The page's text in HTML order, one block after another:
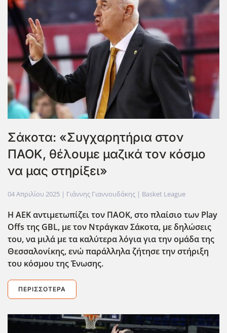
Σάκοτα: «Συγχαρητήρια στον
ΠΑΟΚ, θέλουμε μαζικά τον κόσμο
να μας στηρίξει»
04 Απριλίου 2025 | Γιάννης Γιαννουδάκης | Basket League
Η ΑΕΚ αντιμετωπίζει τον ΠΑΟΚ, στο πλαίσιο των Play
Offs της GBL, με τον Ντράγκαν Σάκοτα, με δηλώσεις
του, να μιλά με τα καλύτερα λόγια για την ομάδα της
Θεσσαλονίκης, ενώ παράλληλα ζήτησε την στήριξη
του κόσμου της Ένωσης.
ΠΕΡΙΣΣΌΤΕΡΑ